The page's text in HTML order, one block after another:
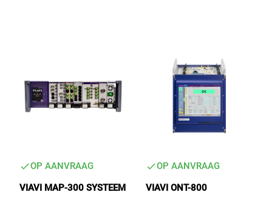
OP AANVRAAG
VIAVI MAP-300 SYSTEEM
OP AANVRAAG
VIAVI ONT-800